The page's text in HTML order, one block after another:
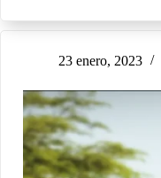
23 enero, 2023